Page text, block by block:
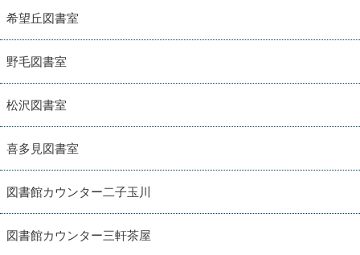
希望丘図書室
野毛図書室
松沢図書室
喜多見図書室
図書館カウンター二子玉川
図書館カウンター三軒茶屋